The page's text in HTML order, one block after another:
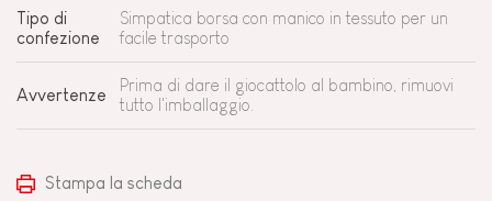
Tipo di
confezione
Simpatica borsa con manico in tessuto per un
facile trasporto
Avvertenze
Prima di dare il giocattolo al bambino, rimuovi
tutto l'imballaggio.
Stampa la scheda